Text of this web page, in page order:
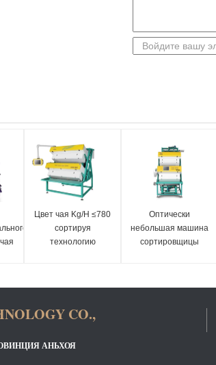
Цвет чая Kg/H ≤780
сортируя
технологию
Оптически
небольшая машина
сортировщицы
CO.,
АНЬХОЯ